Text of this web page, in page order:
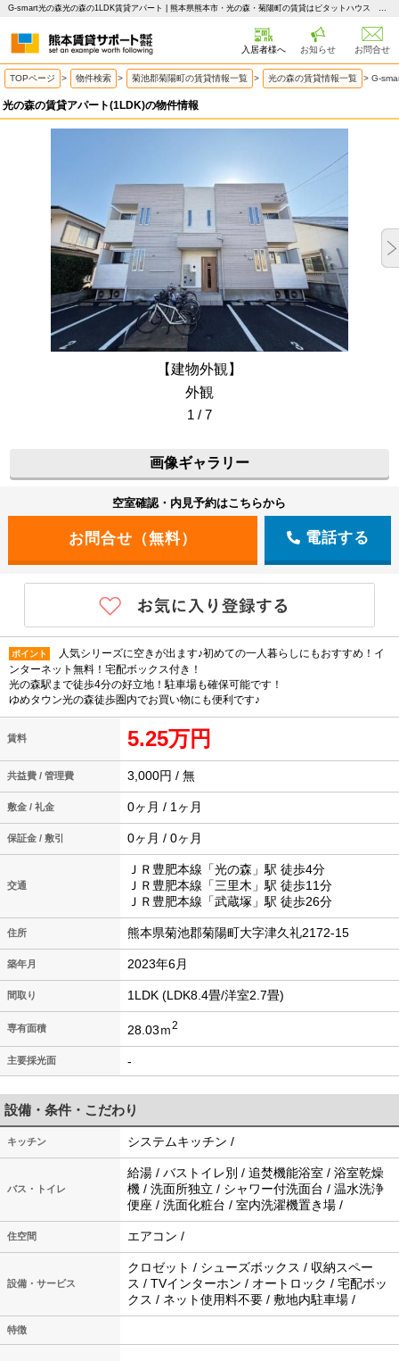
G-smart光の森光の森の1LDK賃貸アパート | 熊本県熊本市・光の森・菊陽町の賃貸はピタットハウス 熊本賃貸サポート
入居者様へ お知らせ お問合せ
TOPページ > 物件検索 > 菊池郡菊陽町の賃貸情報一覧 > 光の森の賃貸情報一覧 > G-
光の森の賃貸アパート(1LDK)の物件情報
【建物外観】
外観
1 / 7
画像ギャラリー
空室確認・内見予約はこちらから
電話する
ポイント
人気シリーズに空きが出ます♪初めての一人暮らしにもおすすめ！イ
ンターネット無料！宅配ボックス付き！
光の森駅まで徒歩4分の好立地！駐車場も確保可能です！
ゆめタウン光の森徒歩圏内でお買い物にも便利です♪
賃料 5.25万円
共益費 / 管理費 3,000円 / 無
敷金 / 礼金 0ヶ月 / 1ヶ月
保証金 / 敷引 0ヶ月 / 0ヶ月
交通
ＪＲ豊肥本線「光の森」駅 徒歩4分
ＪＲ豊肥本線「三里木」駅 徒歩11分
ＪＲ豊肥本線「武蔵塚」駅 徒歩26分
住所 熊本県菊池郡菊陽町大字津久礼2172-15
築年月 2023年6月
間取り 1LDK (LDK8.4畳/洋室2.7畳)
専有面積 28.03ｍ2
主要採光面 -
設備・条件・こだわり
キッチン システムキッチン /
バス・トイレ
給湯 / バストイレ別 / 追焚機能浴室 / 浴室乾燥
機 / 洗面所独立 / シャワー付洗面台 / 温水洗浄
便座 / 洗面化粧台 / 室内洗濯機置き場 /
住空間 エアコン /
設備・サービス
クロゼット / シューズボックス / 収納スペー
ス / TVインターホン / オートロック / 宅配ボッ
クス / ネット使用料不要 / 敷地内駐車場 /
特徴